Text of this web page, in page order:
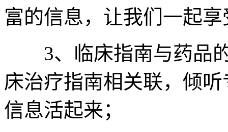
富的信息，让我们一起
3、临床指南与药品的
床治疗指南相关联，倾
信息活起来；